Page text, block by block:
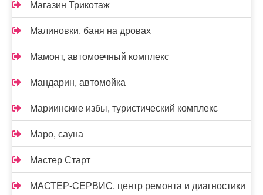
Магазин Трикотаж
Малиновки, баня на дровах
Мамонт, автомоечный комплекс
Мандарин, автомойка
Мариинские избы, туристический комплекс
Маро, сауна
Мастер Старт
МАСТЕР-СЕРВИС, центр ремонта и диагностики